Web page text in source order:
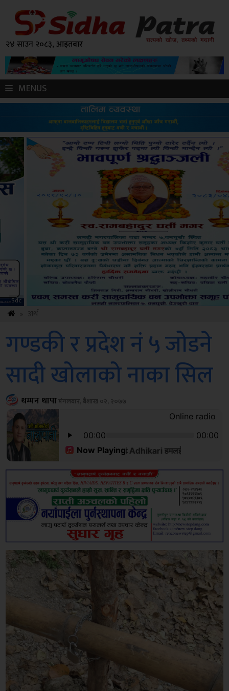
२४ साउन २०८३, आइतबार
MENUS
ksbus
गण्डकी र प्रदेश नं ५ जोडने
सादी खोलाको नाका सिल
थम्मन थापामंगलबार, बैशाख ०२, २०७७